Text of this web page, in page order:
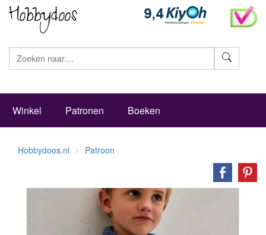
Winkel Patronen Boeken
Hobbydoos.nl Patroon